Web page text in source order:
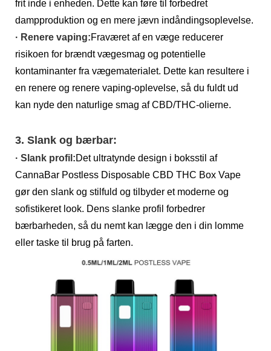
frit inde i enheden. Dette kan føre til forbedret
dampproduktion og en mere jævn indåndingsoplevelse.
· Renere vaping:Fraværet af en væge reducerer
risikoen for brændt vægesmag og potentielle
kontaminanter fra vægematerialet. Dette kan resultere i
en renere og renere vaping-oplevelse, så du fuldt ud
kan nyde den naturlige smag af CBD/THC-olierne.
3. Slank og bærbar:
· Slank profil:Det ultratynde design i boksstil af
CannaBar Postless Disposable CBD THC Box Vape
gør den slank og stilfuld og tilbyder et moderne og
sofistikeret look. Dens slanke profil forbedrer
bærbarheden, så du nemt kan lægge den i din lomme
eller taske til brug på farten.